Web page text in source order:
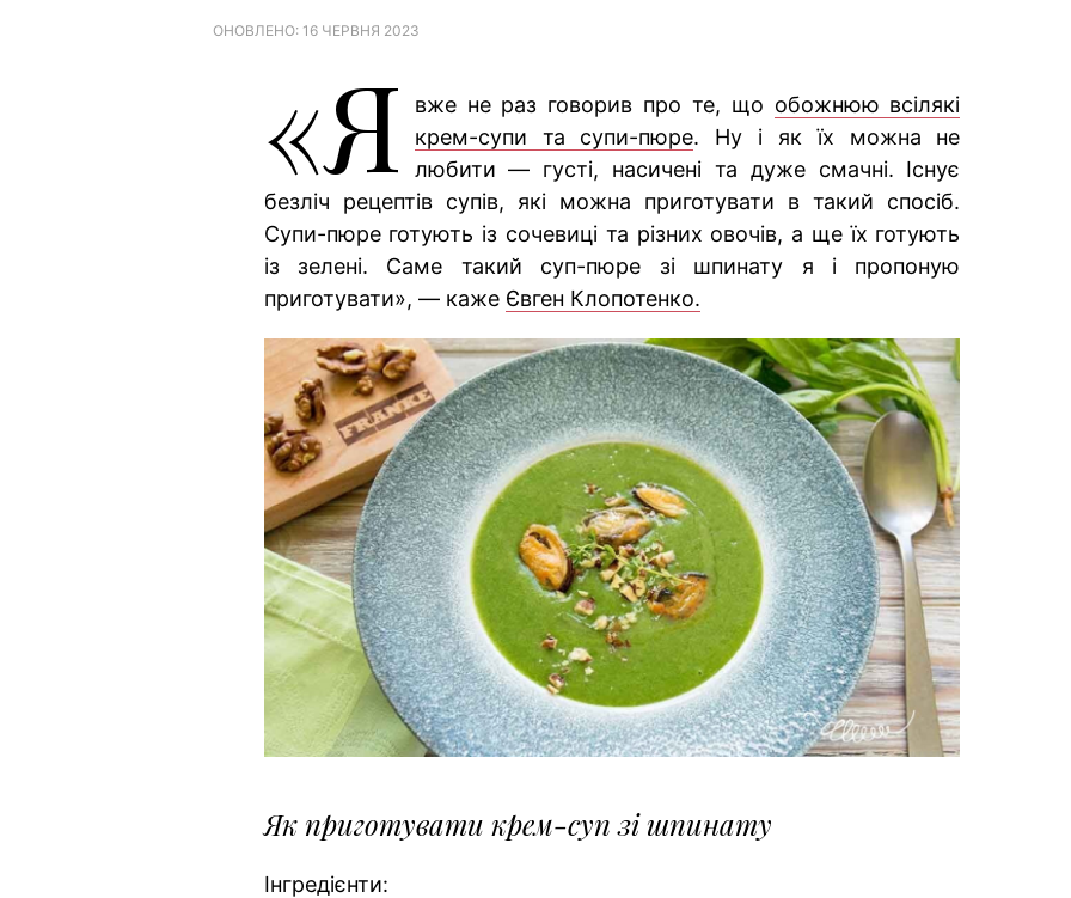
ОНОВЛЕНО: 16 ЧЕРВНЯ 2023
«Я вже не раз говорив про те, що обожнюю всілякі
крем-супи та супи-пюре. Ну і як їх можна не
любити — густі, насичені та дуже смачні. Існує
безліч рецептів супів, які можна приготувати в такий спосіб.
Супи-пюре готують із сочевиці та різних овочів, а ще їх готують
із зелені. Саме такий суп-пюре зі шпинату я і пропоную
приготувати», — каже Євген Клопотенко.
Як приготувати крем-суп зі шпинату
Інгредієнти: